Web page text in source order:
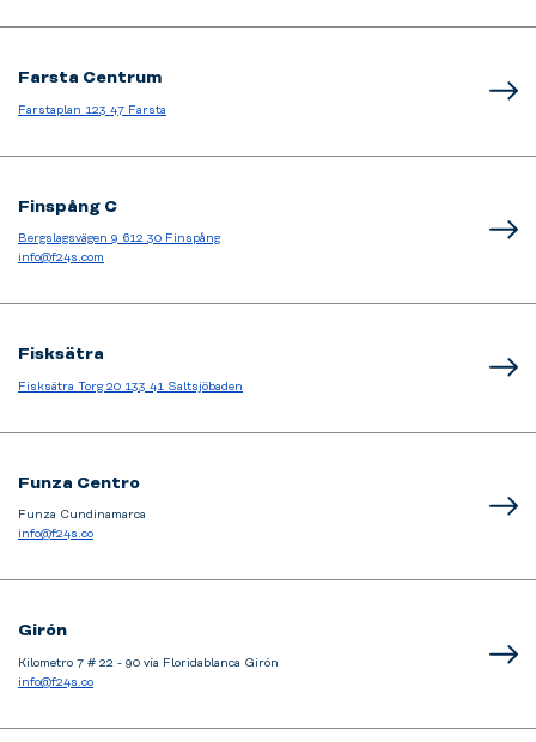
Farsta Centrum
Farstaplan 123 47 Farsta
Finspång C
Bergslagsvägen 9 612 30 Finspång
info@f24s.com
Fisksätra
Fisksätra Torg 20 133 41 Saltsjöbaden
Funza Centro
Funza Cundinamarca
info@f24s.co
Girón
Kilometro 7 # 22 - 90 vía Floridablanca Girón
info@f24s.co